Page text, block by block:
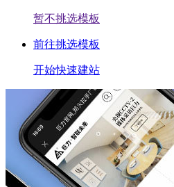
暂不挑选模板
前往挑选模板
开始快速建站